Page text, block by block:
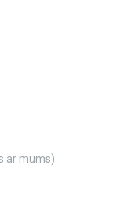
ar mums)